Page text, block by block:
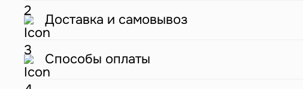
Доставка и самовывоз
Способы оплаты
Отзывы о нас